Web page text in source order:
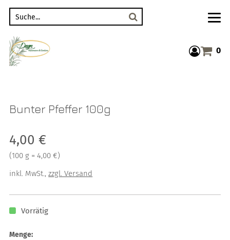
0
Bunter Pfeffer 100g
Verkaufspreis: 4,00 €
4,00 €
Preis pro 100 g = 4,00 €
(100 g = 4,00 €)
inkl. MwSt.,zzgl. Versand
Vorrätig
Menge: